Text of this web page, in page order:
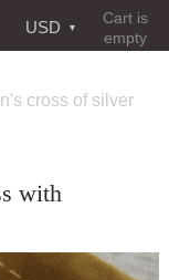
Cart is
empty
USD
cross of silver
with